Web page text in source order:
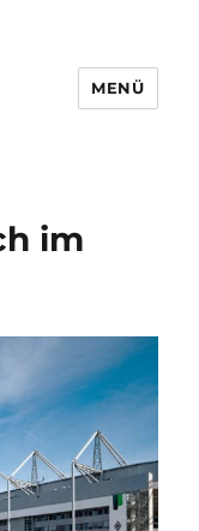
MENÜ
im